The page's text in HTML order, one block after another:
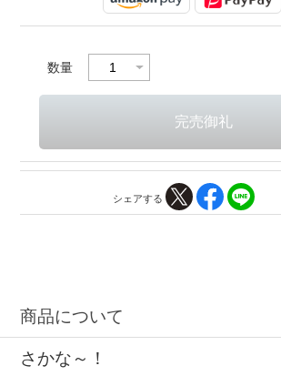
数量
シェアする
商品について
さかな～！